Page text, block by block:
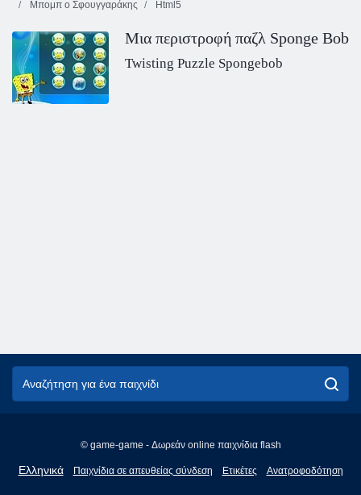
Μπομπ ο Σφουγγαράκης
Html5
Μια περιστροφή παζλ Sponge Bob
Twisting Puzzle Spongebob
© game-game - Δωρεάν online παιχνίδια flash
Ελληνικά
English
Παιχνίδια σε απευθείας σύνδεση Ετικέτες Ανατροφοδότηση